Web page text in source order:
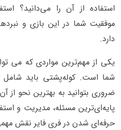
استفاده از آن را می‌دانید؟
موفقیت شما در این بازی و
دارد.
یکی از مهم‌ترین مواردی که می
شما است. کوله‌پشتی باید شامل
ضروری بتوانید به بهترین نحو از
پایه‌ای‌ترین مسئله، مدیریت و
حرفه‌ای شدن در فری فایر نقش